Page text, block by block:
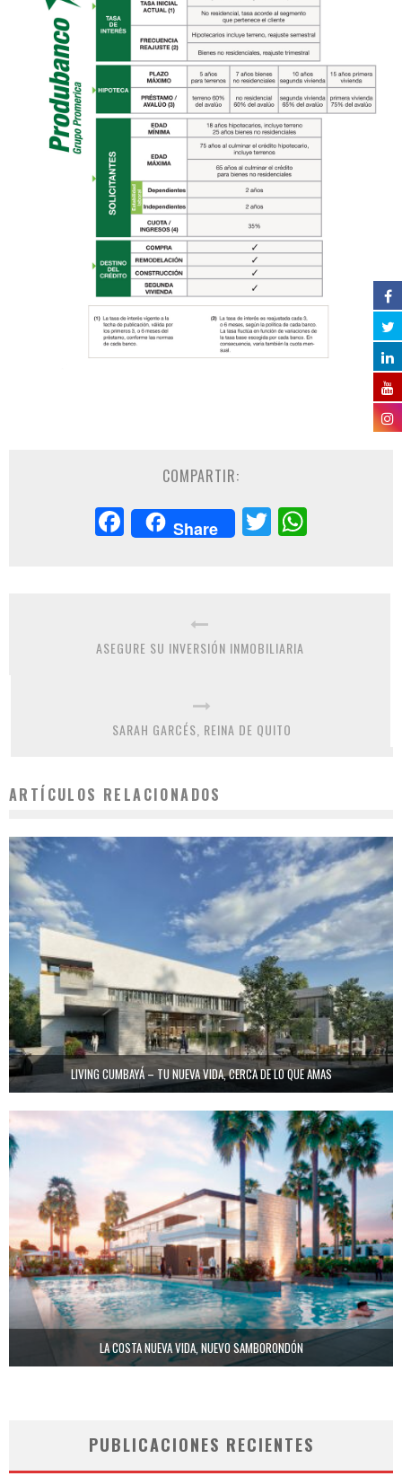
COMPARTIR:
Facebook
Share Twitter
ASEGURE SU INVERSIÓN INMOBILIARIA
SARAH GARCÉS, REINA DE QUITO
ARTÍCULOS RELACIONADOS
LIVING CUMBAYÁ – TU NUEVA VIDA, CERCA DE LO QUE AMAS
LA COSTA NUEVA VIDA, NUEVO SAMBORONDÓN
PUBLICACIONES RECIENTES